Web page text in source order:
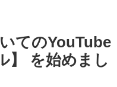
てのYouTube
】 を始めまし